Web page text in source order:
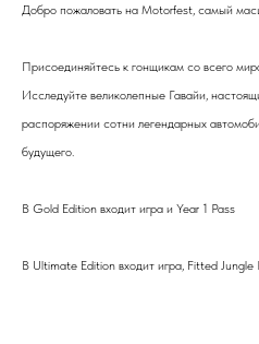
Добро пожаловать на Motorfest, самый
Присоединяйтесь к гонщикам со всего
Исследуйте великолепные Гавайи,
распоряжении сотни легендарных
будущего.
В Gold Edition входит игра и Year 1 Pass
В Ultimate Edition входит игра, Fitted Jungle